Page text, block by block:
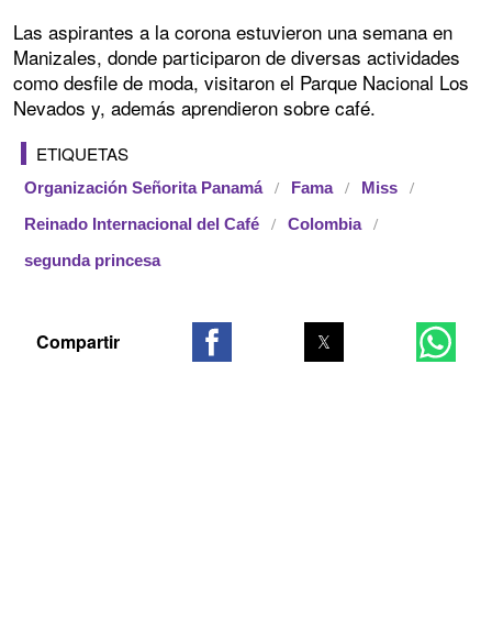
Las aspirantes a la corona estuvieron una semana en
Manizales, donde participaron de diversas actividades
como desfile de moda, visitaron el Parque Nacional Los
Nevados y, además aprendieron sobre café.
ETIQUETAS
Organización Señorita Panamá Fama Miss
Reinado Internacional del Café Colombia
segunda princesa